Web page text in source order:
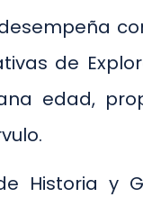
de
edad,
Historia y